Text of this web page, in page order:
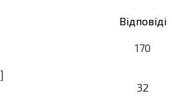
Відповіді
170
]
32